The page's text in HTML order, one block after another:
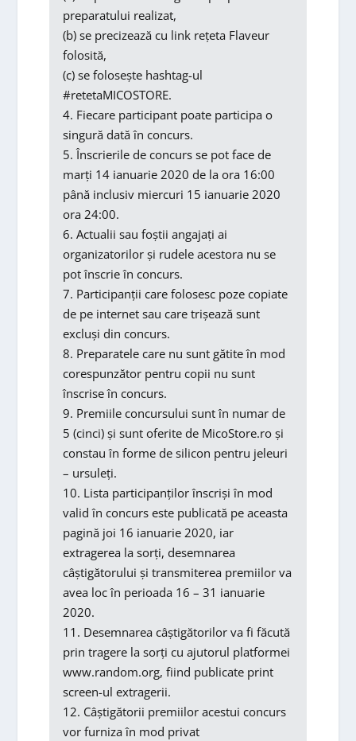
preparatului realizat,
(b) se precizează cu link rețeta Flaveur
folosită,
(c) se folosește hashtag-ul
#retetaMICOSTORE.
4. Fiecare participant poate participa o
singură dată în concurs.
5. Înscrierile de concurs se pot face de
marți 14 ianuarie 2020 de la ora 16:00
până inclusiv miercuri 15 ianuarie 2020
ora 24:00.
6. Actualii sau foștii angajați ai
organizatorilor și rudele acestora nu se
pot înscrie în concurs.
7. Participanții care folosesc poze copiate
de pe internet sau care trișează sunt
excluși din concurs.
8. Preparatele care nu sunt gătite în mod
corespunzător pentru copii nu sunt
înscrise în concurs.
9. Premiile concursului sunt în numar de
5 (cinci) și sunt oferite de MicoStore.ro și
constau în forme de silicon pentru jeleuri
– ursuleți.
10. Lista participanților înscriși în mod
valid în concurs este publicată pe aceasta
pagină joi 16 ianuarie 2020, iar
extragerea la sorți, desemnarea
câștigătorului și transmiterea premiilor va
avea loc în perioada 16 – 31 ianuarie
2020.
11. Desemnarea câștigătorilor va fi făcută
prin tragere la sorți cu ajutorul platformei
www.random.org, fiind publicate print
screen-ul extragerii.
12. Câștigătorii premiilor acestui concurs
vor furniza în mod privat